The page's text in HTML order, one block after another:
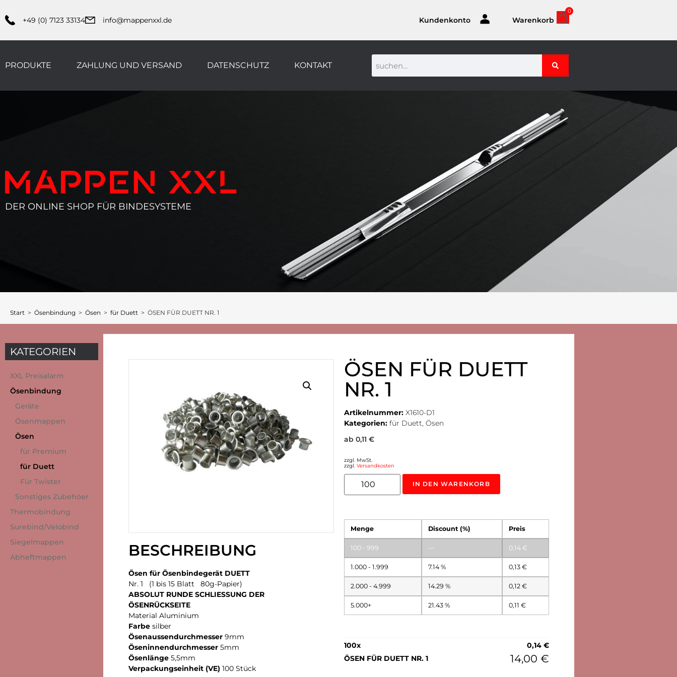
+49 (0) 7123 33134 info@mappenxxl.de Kundenkonto Warenkorb
0
PRODUKTE ZAHLUNG UND VERSAND DATENSCHUTZ KONTAKT
DER ONLINE SHOP FÜR BINDESYSTEME
Start > Ösenbindung > Ösen > für Duett > ÖSEN FÜR DUETT NR. 1
KATEGORIEN
XXL Preisalarm
Ösenbindung
Geräte
Ösenmappen
Ösen
für Premium
für Duett
Für Twister
Sonstiges Zubehöer
Thermobindung
Surebind/Velobind
Siegelmappen
Abheftmappen
BESCHREIBUNG
Ösen für Ösenbindegerät DUETT
Nr. 1 (1 bis 15 Blatt 80g-Papier)
ABSOLUT RUNDE SCHLIESSUNG DER
ÖSENRÜCKSEITE
Material Aluminium
Farbesilber
Ösenaussendurchmesser9mm
Öseninnendurchmesser5mm
Ösenlänge5,5mm
Verpackungseinheit (VE)100 Stück
ÖSEN FÜR DUETT
NR. 1
Artikelnummer: X1610-D1
Kategorien: für Duett, Ösen
ab 0,11 €
zzgl. MwSt.
zzgl. Versandkosten
IN DEN WARENKORB
Menge Discount (%) Preis
100 - 999 — 0,14 €
1.000 - 1.999 7.14 % 0,13 €
2.000 - 4.999 14.29 % 0,12 €
5.000+ 21.43 % 0,11 €
100x 0,14 €
ÖSEN FÜR DUETT NR. 1
14,00 €